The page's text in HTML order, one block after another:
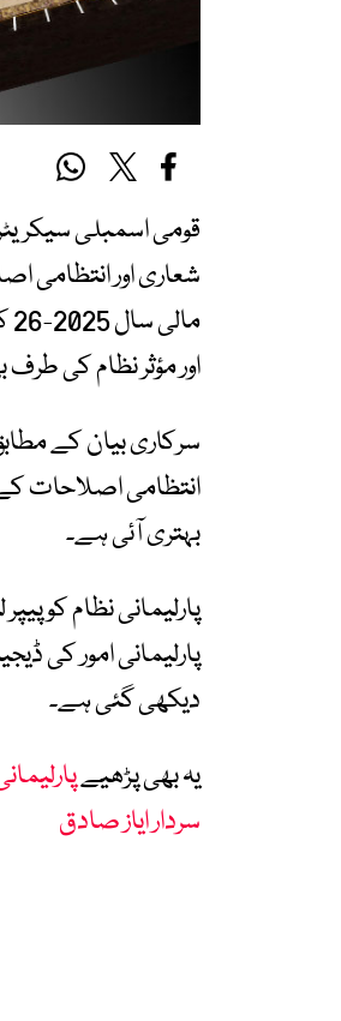
قومی اسمبلی
شعاری اور انتظامی
اور مؤثر نظام کی
سرکاری بیان کے
انتظامی اصلاحات
بہتری آئی ہے۔
پارلیمانی نظام کو
پارلیمانی امور کی
دیکھی گئی ہے۔
یہ بھی پڑھیے
سردار ایاز صادق